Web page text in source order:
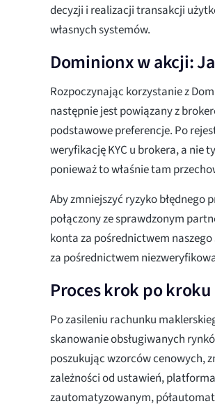
decyzji i realizacji transakcji
własnych systemów.
Dominionx w akcji:
Rozpoczynając korzystanie z
następnie jest powiązany z
podstawowe preferencje. Po
weryfikację KYC u brokera, a nie
ponieważ to właśnie tam
Aby zmniejszyć ryzyko błędnego
połączony ze sprawdzonym
konta za pośrednictwem
za pośrednictwem
Proces krok po kroku
Po zasileniu rachunku
skanowanie obsługiwanych
poszukując wzorców cenowych,
zależności od ustawień,
zautomatyzowanym,